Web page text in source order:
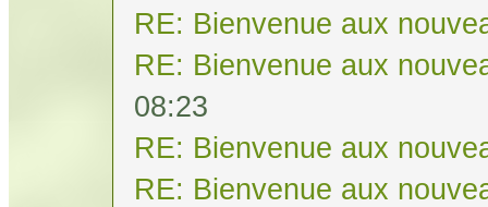
RE: Bienvenue aux
RE: Bienvenue aux
08:23
RE: Bienvenue aux
RE: Bienvenue aux